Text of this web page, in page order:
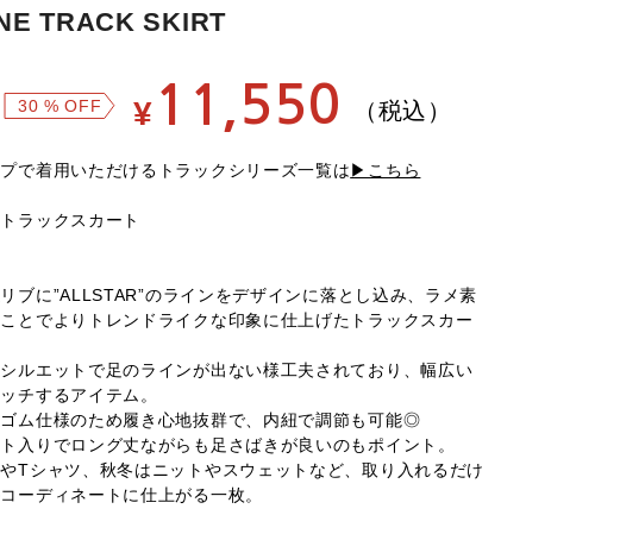
TRACK SKIRT
30 % OFF ¥ 11,550 （税込）
で着用いただけるトラックシリーズ一覧は▶こちら
ラックスカート
ブに”ALLSTAR”のラインをデザインに落とし込み、ラメ素
とでよりトレンドライクな印象に仕上げたトラックスカー
ルエットで足のラインが出ない様工夫されており、幅広い
チするアイテム。
ム仕様のため履き心地抜群で、内紐で調節も可能◎
入りでロング丈ながらも足さばきが良いのもポイント。
Tシャツ、秋冬はニットやスウェットなど、取り入れるだけ
ーディネートに仕上がる一枚。